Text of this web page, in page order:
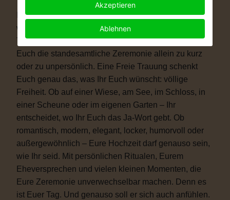
Immer mehr Paare wünschen sich eine Hochzeit, die
wirklich zu ihnen passt. Vielleicht ist eine kirchliche
Trauung nicht das Richtige für Euch. Vielleicht ist
Euch die standesamtliche Zeremonie allein zu kurz
oder zu unpersönlich. Eine Freie Trauung schenkt
Euch genau das, was Ihr Euch wünscht: völlige
Freiheit. Ob auf einer Wiese, am See, im Schloss, in
einer Scheune oder im eigenen Garten – Ihr
entscheidet, wo Ihr Euch das Ja-Wort gebt. Ob
romantisch, modern, elegant, locker, humorvoll oder
außergewöhnlich – Eure Hochzeit darf genauso sein,
wie Ihr seid. Mit persönlichen Ritualen, Eurem
Eheversprechen und vielen kleinen Momenten, die
Eure Zeremonie unverwechselbar machen. Denn es
ist Euer Tag. Und genauso soll er sich auch anfühlen.
Akzeptieren
Ablehnen